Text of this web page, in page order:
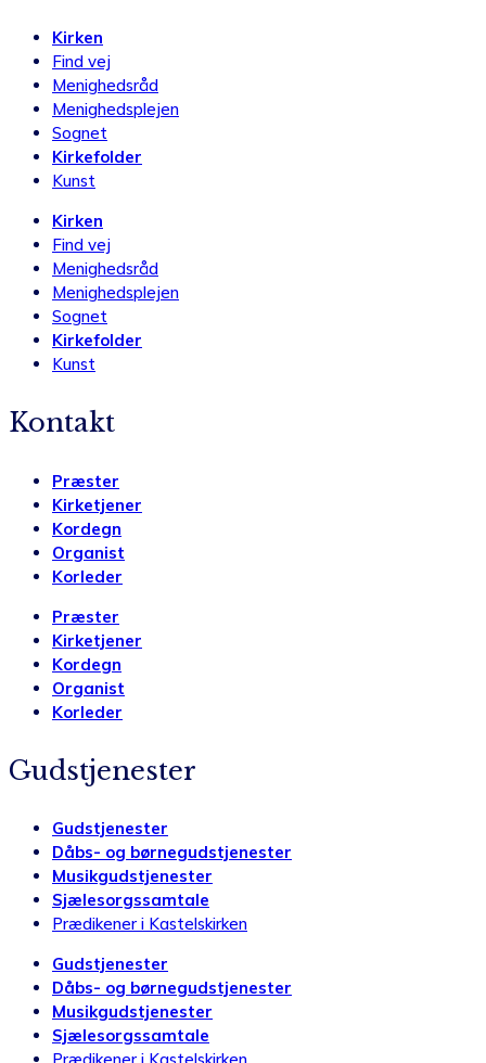
Kirken
Find vej
Menighedsråd
Menighedsplejen
Sognet
Kirkefolder
Kunst
Kirken
Find vej
Menighedsråd
Menighedsplejen
Sognet
Kirkefolder
Kunst
Kontakt
Præster
Kirketjener
Kordegn
Organist
Korleder
Præster
Kirketjener
Kordegn
Organist
Korleder
Gudstjenester
Gudstjenester
Dåbs- og børnegudstjenester
Musikgudstjenester
Sjælesorgssamtale
Prædikener i Kastelskirken
Gudstjenester
Dåbs- og børnegudstjenester
Musikgudstjenester
Sjælesorgssamtale